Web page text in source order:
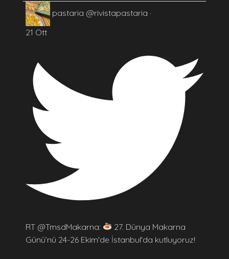
pastaria @rivistapastaria ·
21 Ott
RT @TmsdMakarna:
27. Dünya Makarna
Günü’nü 24-26 Ekim'de İstanbul'da kutluyoruz!